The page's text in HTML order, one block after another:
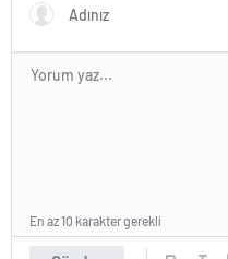
En az 10 karakter gerekli